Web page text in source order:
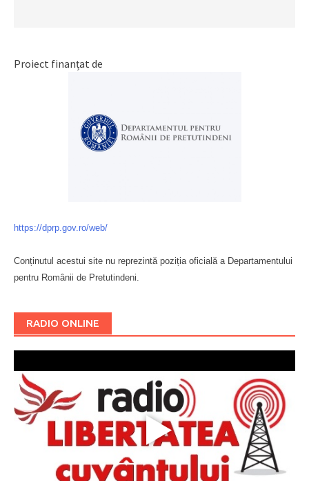
Proiect finanțat de
https://dprp.gov.ro/web/
Conținutul acestui site nu reprezintă poziția oficială a Departamentului
pentru Românii de Pretutindeni.
RADIO ONLINE